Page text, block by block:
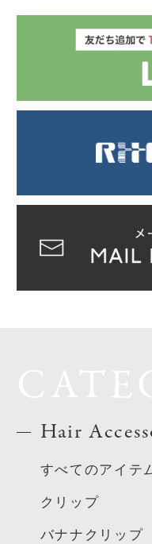
Hair
すべてのアイテ
クリップ
バナナクリップ